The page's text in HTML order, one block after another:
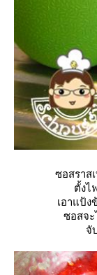
ซอสราส
ตั้งไ
เอาแป้
ซอสจะ
จั